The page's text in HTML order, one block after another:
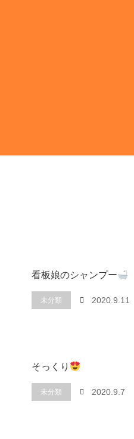
看板娘のシャンプー
未分類 2020.9.11
そっくり
未分類 2020.9.7